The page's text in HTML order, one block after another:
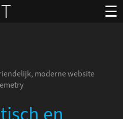
☰
moderne website